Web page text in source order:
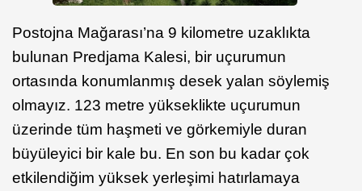
Postojna Mağarası’na 9 kilometre uzaklıkta
bulunan Predjama Kalesi, bir uçurumun
ortasında konumlanmış desek yalan söylemiş
olmayız. 123 metre yükseklikte uçurumun
üzerinde tüm haşmeti ve görkemiyle duran
büyüleyici bir kale bu. En son bu kadar çok
etkilendiğim yüksek yerleşimi hatırlamaya